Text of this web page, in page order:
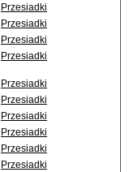
Przesiadki
Przesiadki
Przesiadki
Przesiadki
Przesiadki
Przesiadki
Przesiadki
Przesiadki
Przesiadki
Przesiadki